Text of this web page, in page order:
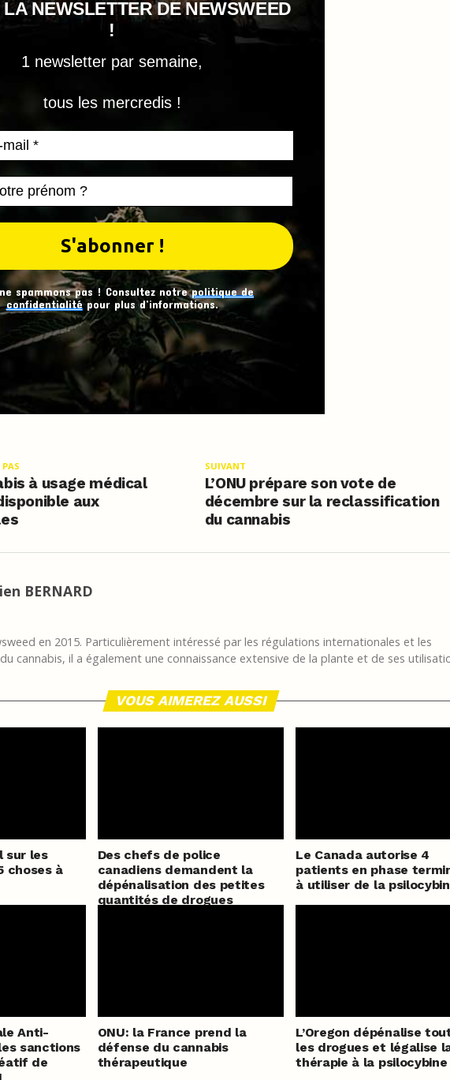
NEWSLETTER DE NEWSWEED
!
1 newsletter par semaine,
tous les mercredis !
spammons pas ! Consultez notrepolitique de
confidentialitépour plus d’informations.
SUIVANT
L’ONU prépare son vote de
décembre sur la reclassification
du cannabis
à usage médical
aux
BERNARD
en 2015. Particulièrement intéressé par les régulations internationales et les
cannabis, il a également une connaissance extensive de la plante et de ses
VOUS AIMEREZ AUSSI
sur les
choses à
Des chefs de police
canadiens demandent la
dépénalisation des petites
quantités de drogues
Le Canada autorise 4
patients en phase
à utiliser de la
Anti-
sanctions
de
ONU: la France prend la
défense du cannabis
thérapeutique
L’Oregon dépénalise
les drogues et légalise
thérapie à la psilocybine